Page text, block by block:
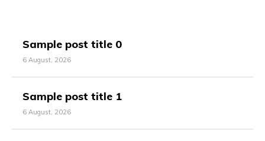
Sample post title 0
6 August, 2026
Sample post title 1
6 August, 2026